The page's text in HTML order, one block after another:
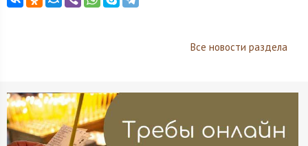
Все новости раздела